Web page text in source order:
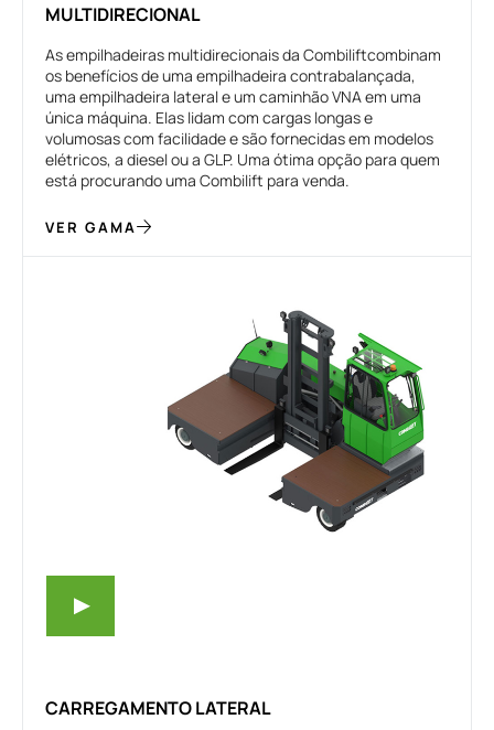
MULTIDIRECIONAL
As empilhadeiras multidirecionais da Combiliftcombinam
os benefícios de uma empilhadeira contrabalançada,
uma empilhadeira lateral e um caminhão VNA em uma
única máquina. Elas lidam com cargas longas e
volumosas com facilidade e são fornecidas em modelos
elétricos, a diesel ou a GLP. Uma ótima opção para quem
está procurando uma Combilift para venda.
VER GAMA
CARREGAMENTO LATERAL